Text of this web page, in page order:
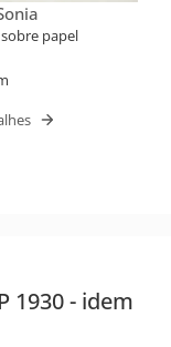
papel
1930 - idem